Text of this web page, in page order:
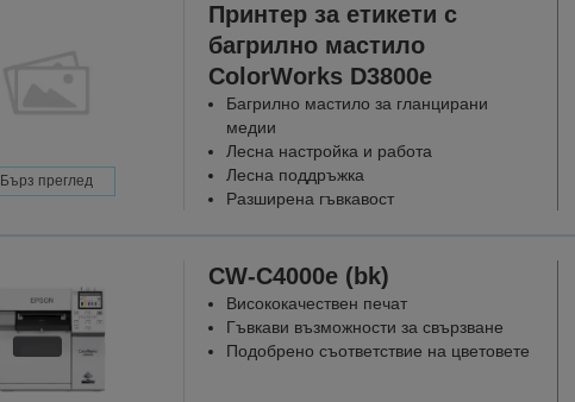
Бърз преглед
Принтер за етикети с
багрилно мастило
ColorWorks D3800e
Багрилно мастило за гланцирани
медии
Лесна настройка и работа
Лесна поддръжка
Разширена гъвкавост
CW-C4000e (bk)
Висококачествен печат
Гъвкави възможности за свързване
Подобрено съответствие на цветовете